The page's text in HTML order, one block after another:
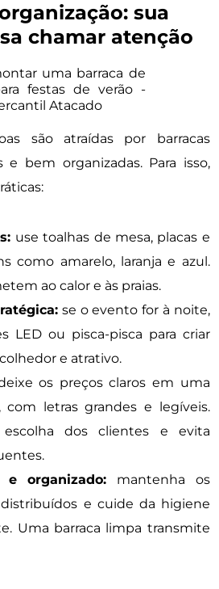
sua
chamar atenção
são atraídas por barracas
bem organizadas. Para isso,
use toalhas de mesa, placas e
como amarelo, laranja e azul.
ao calor e às praias.
se o evento for à noite,
LED ou pisca-pisca para criar
e atrativo.
os preços claros em uma
com letras grandes e legíveis.
dos clientes e evita
e organizado: mantenha os
e cuide da higiene
Uma barraca limpa transmite